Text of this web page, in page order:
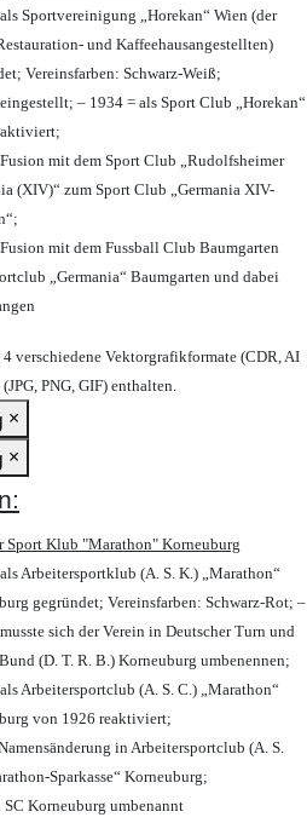
Sportvereinigung „Horekan“ Wien (der
und Kaffeehausangestellten)
Vereinsfarben: Schwarz-Weiß;
– 1934 = als Sport Club „Horekan“
mit dem Sport Club „Rudolfsheimer
(XIV)“ zum Sport Club „Germania XIV-
mit dem Fussball Club Baumgarten
„Germania“ Baumgarten und dabei
verschiedene Vektorgrafikformate (CDR, AI
PNG, GIF) enthalten.
×
×
Sport Klub "Marathon" Korneuburg
Arbeitersportklub (A. S. K.) „Marathon“
gegründet; Vereinsfarben: Schwarz-Rot; –
sich der Verein in Deutscher Turn und
(D. T. R. B.) Korneuburg umbenennen;
Arbeitersportclub (A. S. C.) „Marathon“
von 1926 reaktiviert;
in Arbeitersportclub (A. S.
Sparkasse“ Korneuburg;
Korneuburg umbenannt